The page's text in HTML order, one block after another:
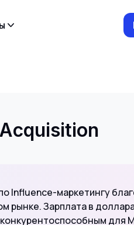
Influence-маркетингу
рынке. Зарплата в
для